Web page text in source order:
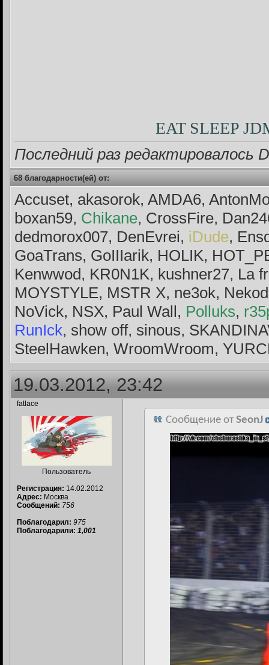
EAT SLEEP
Последний раз редактировалось
68 благодарности(ей) от:
Accuset, akasorok, AMDA6,
boxan59, Chikane, CrossFire,
dedmorox007, DenEvrei, iDude,
GoaTrans, GoIIIarik, HOLIK,
Kenwwod, KR0N1K, kushner27, La
MOYSTYLE, MSTR X, ne3ok,
NoVick, NSX, Paul Wall, Polluks,
RunIck, show off, sinous,
SteelHawken, WroomWroom,
19.03.2012, 23:42
fatlace
Пользователь
Регистрация: 14.02.2012
Адрес: Москва
Сообщений: 756
Поблагодарил: 975
Поблагодарили: 1,001
Сообщение от SeonJ